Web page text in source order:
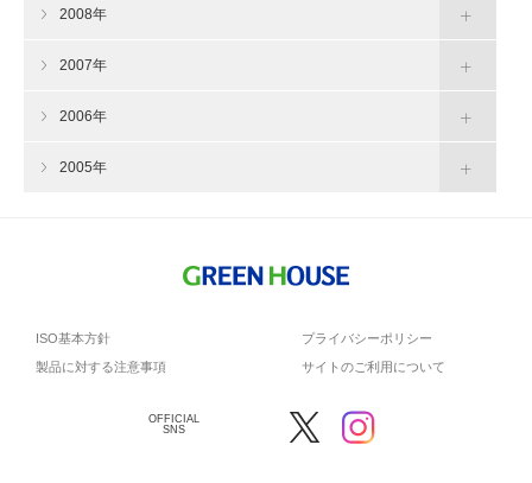
2008年
2007年
2006年
2005年
ISO基本方針
プライバシーポリシー
製品に対する注意事項
サイトのご利用について
OFFICIAL
SNS